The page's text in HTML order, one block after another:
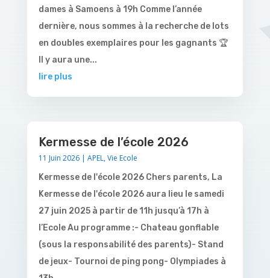
dames à Samoens à 19h Comme l’année
dernière, nous sommes à la recherche de lots
en doubles exemplaires pour les gagnants 🏆
Il y aura une...
lire plus
Kermesse de l’école 2026
11 Juin 2026| APEL,Vie Ecole
Kermesse de l'école 2026 Chers parents, La
Kermesse de l'école 2026 aura lieu le samedi
27 juin 2025 à partir de 11h jusqu’à 17h à
l’Ecole Au programme :- Chateau gonflable
(sous la responsabilité des parents)- Stand
de jeux- Tournoi de ping pong- Olympiades à